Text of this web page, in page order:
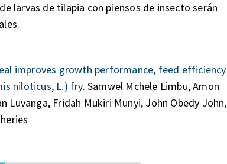
larvas de tilapia con piensos de insecto serán
improves growth performance, feed efficiency
niloticus, L.) fry. Samwel Mchele Limbu, Amon
Luvanga, Fridah Mukiri Munyi, John Obedy John,